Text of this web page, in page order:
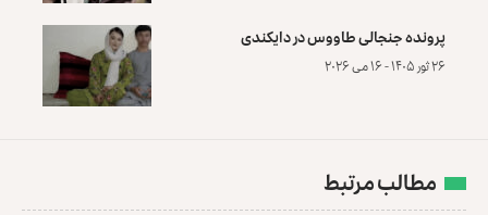
پرونده‌ جنجالی طاووس در دایکندی
۲۶ ثور ۱۴۰۵ - ۱۶ می ۲۰۲۶
مطالب مرتبط